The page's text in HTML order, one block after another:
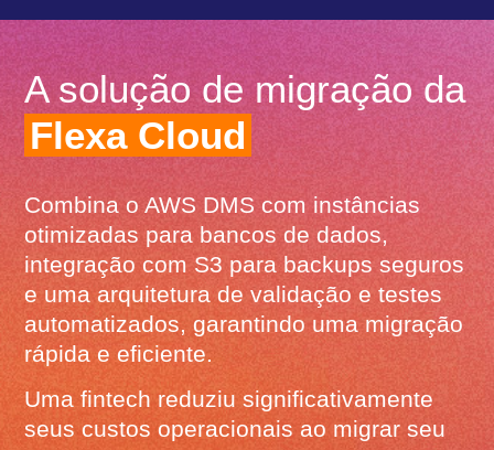
A solução de migração da
Flexa Cloud
Combina o AWS DMS com instâncias
otimizadas para bancos de dados,
integração com S3 para backups seguros
e uma arquitetura de validação e testes
automatizados, garantindo uma migração
rápida e eficiente.
Uma fintech reduziu significativamente
seus custos operacionais ao migrar seu